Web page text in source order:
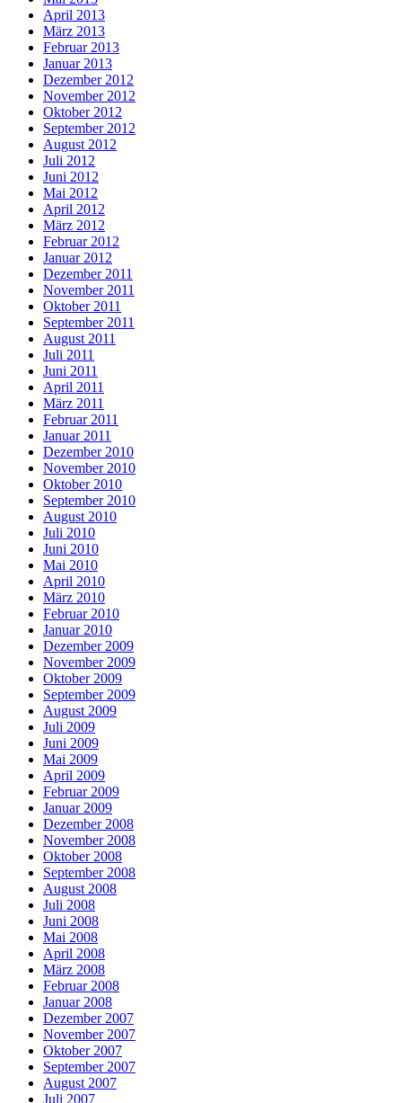
April 2013
März 2013
Februar 2013
Januar 2013
Dezember 2012
November 2012
Oktober 2012
September 2012
August 2012
Juli 2012
Juni 2012
Mai 2012
April 2012
März 2012
Februar 2012
Januar 2012
Dezember 2011
November 2011
Oktober 2011
September 2011
August 2011
Juli 2011
Juni 2011
April 2011
März 2011
Februar 2011
Januar 2011
Dezember 2010
November 2010
Oktober 2010
September 2010
August 2010
Juli 2010
Juni 2010
Mai 2010
April 2010
März 2010
Februar 2010
Januar 2010
Dezember 2009
November 2009
Oktober 2009
September 2009
August 2009
Juli 2009
Juni 2009
Mai 2009
April 2009
Februar 2009
Januar 2009
Dezember 2008
November 2008
Oktober 2008
September 2008
August 2008
Juli 2008
Juni 2008
Mai 2008
April 2008
März 2008
Februar 2008
Januar 2008
Dezember 2007
November 2007
Oktober 2007
September 2007
August 2007
Juli 2007